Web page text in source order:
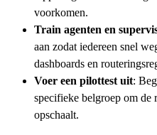
voorkomen.
Train agenten en
aan zodat iedereen snel
dashboards en
Voer een pilottest uit:
specifieke belgroep om de
opschaalt.